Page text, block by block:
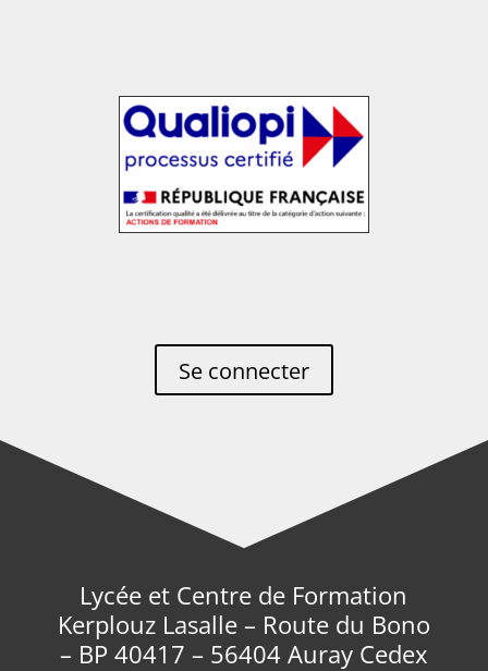
Se connecter
Lycée et Centre de Formation
Kerplouz Lasalle – Route du Bono
– BP 40417 – 56404 Auray Cedex